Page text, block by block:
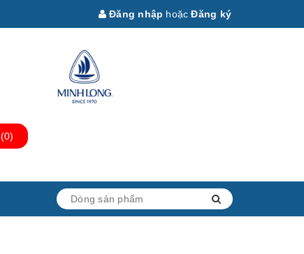
Đăng nhập hoặc Đăng ký
(0)